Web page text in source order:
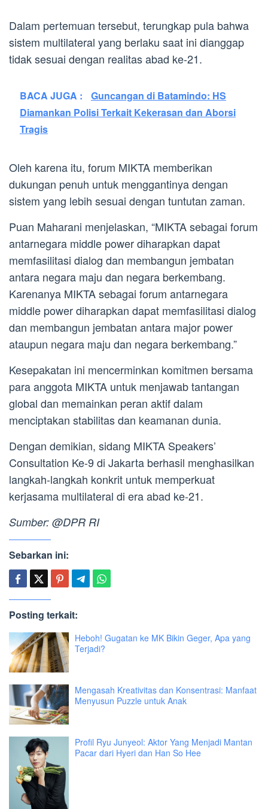
Dalam pertemuan tersebut, terungkap pula bahwa
sistem multilateral yang berlaku saat ini dianggap
tidak sesuai dengan realitas abad ke-21.
BACA JUGA :
Guncangan di Batamindo: HS
Diamankan Polisi Terkait Kekerasan dan Aborsi
Tragis
Oleh karena itu, forum MIKTA memberikan
dukungan penuh untuk menggantinya dengan
sistem yang lebih sesuai dengan tuntutan zaman.
Puan Maharani menjelaskan, “MIKTA sebagai forum
antarnegara middle power diharapkan dapat
memfasilitasi dialog dan membangun jembatan
antara negara maju dan negara berkembang.
Karenanya MIKTA sebagai forum antarnegara
middle power diharapkan dapat memfasilitasi dialog
dan membangun jembatan antara major power
ataupun negara maju dan negara berkembang.”
Kesepakatan ini mencerminkan komitmen bersama
para anggota MIKTA untuk menjawab tantangan
global dan memainkan peran aktif dalam
menciptakan stabilitas dan keamanan dunia.
Dengan demikian, sidang MIKTA Speakers’
Consultation Ke-9 di Jakarta berhasil menghasilkan
langkah-langkah konkrit untuk memperkuat
kerjasama multilateral di era abad ke-21.
Sumber: @DPR RI
Sebarkan ini:
Posting terkait:
Heboh! Gugatan ke MK Bikin Geger, Apa yang
Terjadi?
Mengasah Kreativitas dan Konsentrasi: Manfaat
Menyusun Puzzle untuk Anak
Profil Ryu Junyeol: Aktor Yang Menjadi Mantan
Pacar dari Hyeri dan Han So Hee